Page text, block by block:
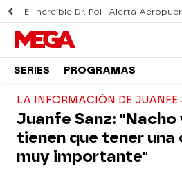
El increíble Dr. Pol Alerta
SERIES PROGRAMAS
LA INFORMACIÓN DE JUANFE
Juanfe Sanz:
tienen que tener
muy importante"